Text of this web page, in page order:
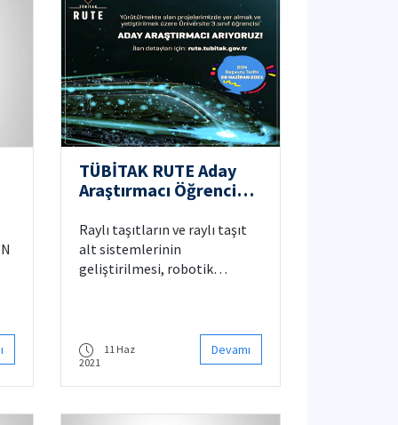
TÜBİTAK RUTE Aday
Araştırmacı Öğrenci
Raylı taşıtların ve raylı taşıt
alt sistemlerinin
geliştirilmesi, robotik
geliştirilmesi alanlarında
yürütülen projelerde
'Araştırmacı' pozisyonunda
11 Haz
2021
Devamı